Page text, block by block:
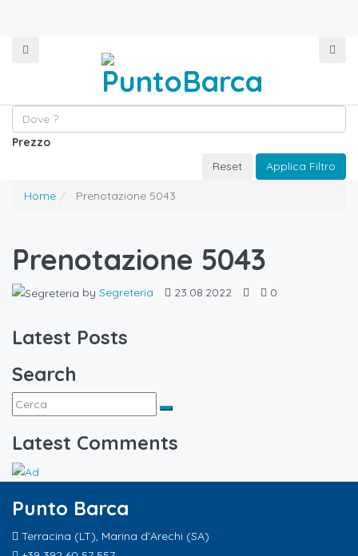
Prezzo
Reset
Applica Filtro
Home Prenotazione 5043
Prenotazione 5043
by Segreteria 23.08.2022 0
Latest Posts
Search
Latest Comments
Punto Barca
Terracina (LT), Marina d’Arechi (SA)